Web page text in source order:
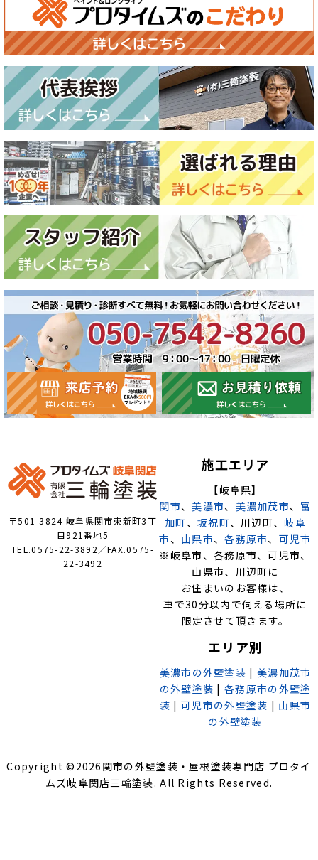
〒501-3824 岐阜県関市東新町3丁
目921番地5
TEL.0575-22-3892／FAX.0575-
22-3492
施工エリア
【岐阜県】
関市、美濃市、 美濃加茂市、 富
加町 、 坂祝町、川辺町、 岐阜
市 、 山県市、各務原市、 可児市
※岐阜市、各務原市、可児市、
山県市、川辺町に
お住まいのお客様は、
車で30分以内で伺える場所に
限定させて頂きます。
エリア別
美濃市の外壁塗装 | 美濃加茂市
の外壁塗装 |各務原市の外壁塗
装 |可児市の外壁塗装 | 山県市
の外壁塗装
Copyright © 2026 関市の外壁塗装・屋根塗装専門店 プロタイ
ムズ岐阜関店三輪塗装. All Rights Reserved.